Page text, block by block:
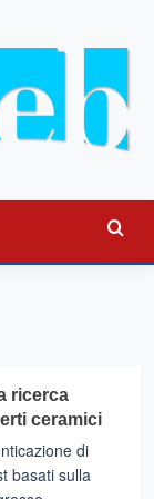
ricerca
ceramici
di
basati sulla